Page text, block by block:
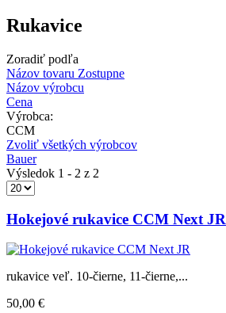
Rukavice
Zoradiť podľa
Názov tovaru Zostupne
Názov výrobcu
Cena
Výrobca:
CCM
Zvoliť všetkých výrobcov
Bauer
Výsledok 1 - 2 z 2
Hokejové rukavice CCM Next JR
rukavice veľ. 10-čierne, 11-čierne,...
50,00 €